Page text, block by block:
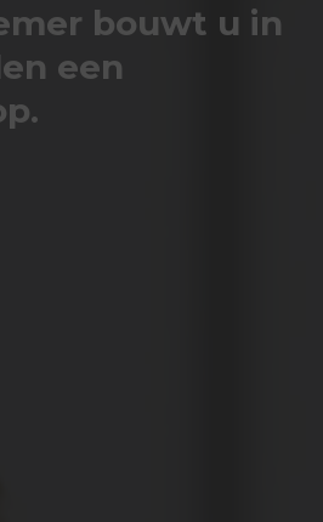
bouwt u in
een